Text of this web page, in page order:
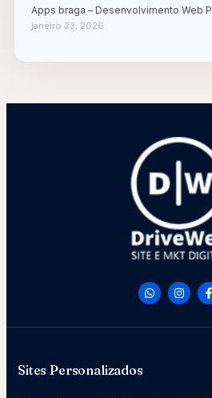
Apps braga – Desenvolvimento Web
janeiro 23, 2026
Sites Personalizados